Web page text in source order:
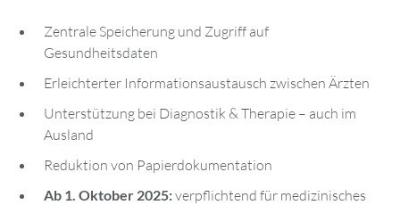
Zentrale Speicherung und Zugriff auf
Gesundheitsdaten
Erleichterter Informationsaustausch zwischen Ärzten
Unterstützung bei Diagnostik & Therapie – auch im
Ausland
Reduktion von Papierdokumentation
Ab 1. Oktober 2025:verpflichtend für medizinisches